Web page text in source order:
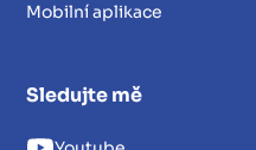
Mobilní aplikace
Sledujte mě